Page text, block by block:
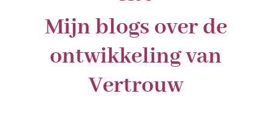
Mijn blogs over de
ontwikkeling van
Vertrouw